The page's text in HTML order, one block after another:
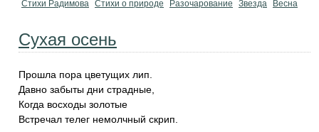
Стихи Радимова Стихи о природе Разочарование Звезда Весна
Сухая осень
Прошла пора цветущих лип.
Давно забыты дни страдные,
Когда восходы золотые
Встречал телег немолчный скрип.